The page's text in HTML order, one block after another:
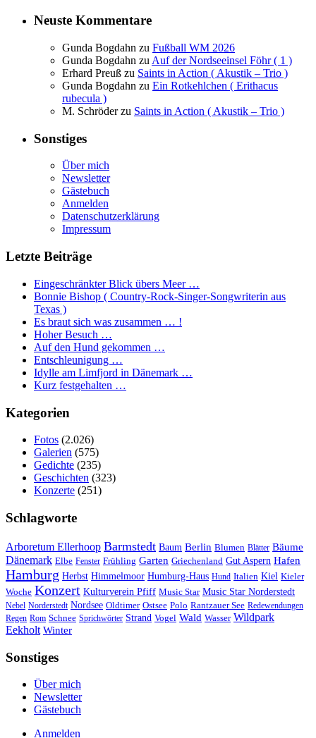
Neuste Kommentare
Gunda Bogdahn zu Fußball WM 2026
Gunda Bogdahn zu Auf der Nordseeinsel Föhr ( 1 )
Erhard Preuß zu Saints in Action ( Akustik – Trio )
Gunda Bogdahn zu Ein Rotkehlchen ( Erithacus
rubecula )
M. Schröderzu Saints in Action ( Akustik – Trio )
Sonstiges
Über mich
Newsletter
Gästebuch
Anmelden
Datenschutzerklärung
Impressum
Letzte Beiträge
Eingeschränkter Blick übers Meer …
Bonnie Bishop ( Country-Rock-Singer-Songwriterin aus
Texas )
Es braut sich was zusammen … !
Hoher Besuch …
Auf den Hund gekommen …
Entschleunigung …
Idylle am Limfjord in Dänemark …
Kurz festgehalten …
Kategorien
Fotos (2.026)
Galerien (575)
Gedichte (235)
Geschichten (323)
Konzerte (251)
Schlagworte
Arboretum Ellerhoop Barmstedt Baum Berlin Blumen Blätter Bäume
Dänemark Elbe Fenster Frühling Garten Griechenland Gut Aspern Hafen
Hamburg Herbst Himmelmoor Humburg-Haus Hund Italien Kiel Kieler
Woche Konzert Kulturverein Pfiff Music Star Music Star Norderstedt
Nebel Norderstedt Nordsee Oldtimer Ostsee Polo Rantzauer See Redewendungen
Regen Rom Schnee Sprichwörter Strand Vogel Wald Wasser Wildpark
Eekholt Winter
Sonstiges
Über mich
Newsletter
Gästebuch
Anmelden